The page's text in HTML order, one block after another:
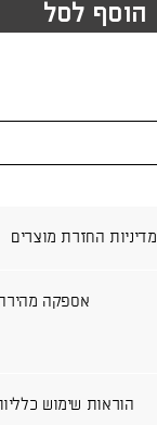
הוסף לסל
הוראות שימוש
אספקה
מדיניות החזרת מוצרים